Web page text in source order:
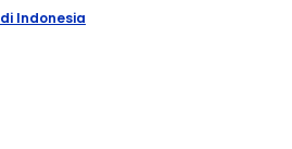
Indonesia